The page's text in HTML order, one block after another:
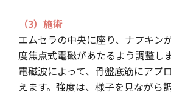
（3）施術
エムセラの中央に座り、ナプキン
度焦点式電磁があたるよう調整し
電磁波によって、骨盤底筋にアプ
えます。強度は、様子を見ながら